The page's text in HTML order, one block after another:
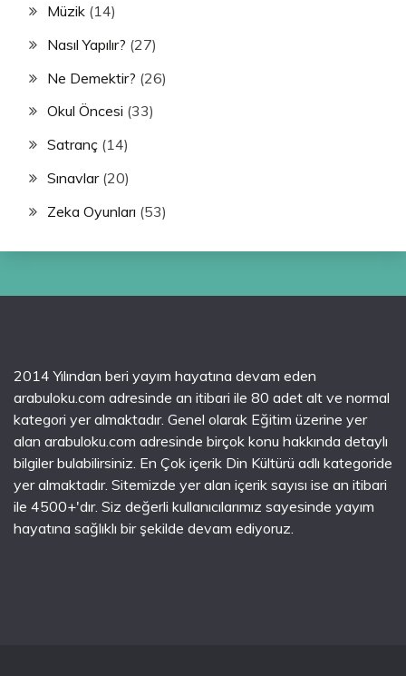
Müzik (14)
Nasıl Yapılır? (27)
Ne Demektir? (26)
Okul Öncesi (33)
Satranç (14)
Sınavlar(20)
Zeka Oyunları (53)
2014 Yılından beri yayım hayatına devam eden
arabuloku.com adresinde an itibari ile 80 adet alt ve normal
kategori yer almaktadır. Genel olarak Eğitim üzerine yer
alan arabuloku.com adresinde birçok konu hakkında detaylı
bilgiler bulabilirsiniz. En Çok içerik Din Kültürü adlı kategoride
yer almaktadır. Sitemizde yer alan içerik sayısı ise an itibari
ile 4500+'dır. Siz değerli kullanıcılarımız sayesinde yayım
hayatına sağlıklı bir şekilde devam ediyoruz.